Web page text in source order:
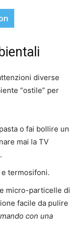
diverse
“ostile” per
o fai bollire un
mai la TV
termosifoni.
micro-particelle di
facile da pulire
con una